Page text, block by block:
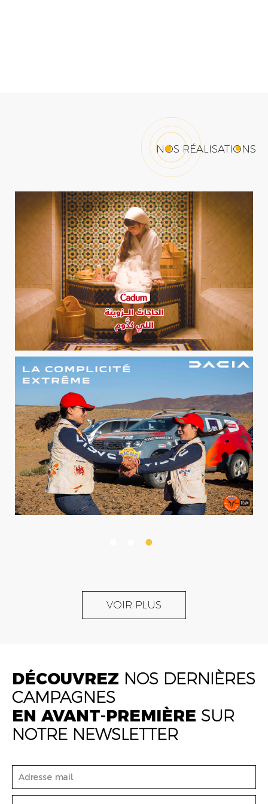
NOS RÉALISATIONS
VOIR PLUS
DÉCOUVREZ NOS DERNIÈRES
CAMPAGNES
EN AVANT-PREMIÈRE SUR
NOTRE NEWSLETTER